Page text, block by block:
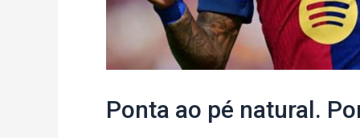
Ponta ao pé natural.